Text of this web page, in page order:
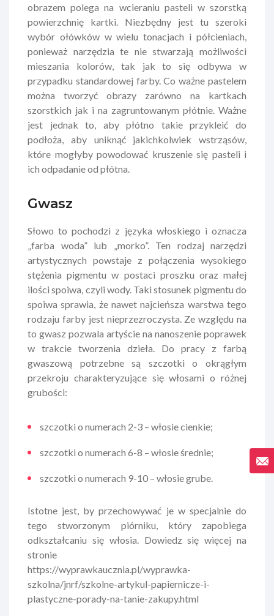
obrazem polega na wcieraniu pasteli w szorstką
powierzchnię kartki. Niezbędny jest tu szeroki
wybór ołówków w wielu tonacjach i półcieniach,
ponieważ narzędzia te nie stwarzają możliwości
mieszania kolorów, tak jak to się odbywa w
przypadku standardowej farby. Co ważne pastelem
można tworzyć obrazy zarówno na kartkach
szorstkich jak i na zagruntowanym płótnie. Ważne
jest jednak to, aby płótno takie przykleić do
podłoża, aby uniknąć jakichkolwiek wstrząsów,
które mogłyby powodować kruszenie się pasteli i
ich odpadanie od płótna.
Gwasz
Słowo to pochodzi z języka włoskiego i oznacza
„farba woda” lub „morko”. Ten rodzaj narzędzi
artystycznych powstaje z połączenia wysokiego
stężenia pigmentu w postaci proszku oraz małej
ilości spoiwa, czyli wody. Taki stosunek pigmentu do
spoiwa sprawia, że nawet najcieńsza warstwa tego
rodzaju farby jest nieprzezroczysta. Ze względu na
to gwasz pozwala artyście na nanoszenie poprawek
w trakcie tworzenia dzieła. Do pracy z farbą
gwaszową potrzebne są szczotki o okrągłym
przekroju charakteryzujące się włosami o różnej
grubości:
szczotki o numerach 2-3 – włosie cienkie;
szczotki o numerach 6-8 – włosie średnie;
szczotki o numerach 9-10 – włosie grube.
Istotne jest, by przechowywać je w specjalnie do
tego stworzonym piórniku, który zapobiega
odkształcaniu się włosia. Dowiedz się więcej na
stronie
https://wyprawkaucznia.pl/wyprawka-
szkolna/jnrf/szkolne-artykul-papiernicze-i-
plastyczne-porady-na-tanie-zakupy.html